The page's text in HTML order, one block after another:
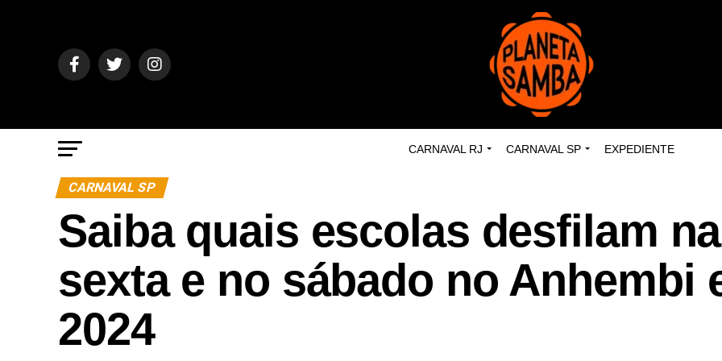
CARNAVAL RJ CARNAVAL SP EXPEDIENTE
CARNAVAL SP
Saiba quais escolas desfilam na
sexta e no sábado no Anhembi
2024